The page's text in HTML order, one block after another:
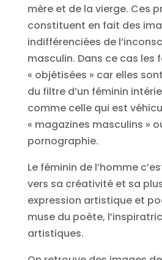
mère et de la vierge. Ces
constituent en fait des
indifférenciées de
masculin. Dans ce cas les
« objétisées » car elles
du filtre d’un féminin
comme celle qui est
« magazines masculins »
pornographie.
Le féminin de l’homme
vers sa créativité et sa
expression artistique et
muse du poète,
artistiques.